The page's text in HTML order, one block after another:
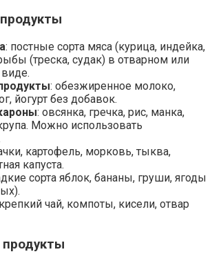
: постные сорта мяса (курица, индейка,
(треска, судак) в отварном или
: обезжиренное молоко,
йогурт без добавок.
: овсянка, гречка, рис, манка,
Можно использовать
картофель, морковь, тыква,
капуста.
сорта яблок, бананы, груши, ягоды
чай, компоты, кисели, отвар